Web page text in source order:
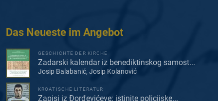
Das Neueste im Angebot
GESCHICHTE DER KIRCHE
Zadarski kalendar iz benediktinskog samost...
Josip Balabanić, Josip Kolanović
KROATISCHE LITERATUR
Zapisi iz Đorđevićeve: istinite policijske...